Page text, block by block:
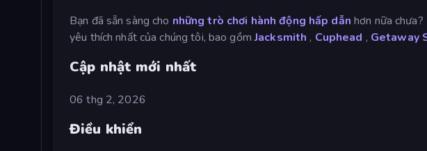
Bạn đã sẵn sàng cho những trò chơi hành động hấp dẫn hơn nữa
yêu thích nhất của chúng tôi, bao gồmJacksmith , Cuphead , Getaway
Cập nhật mới nhất
06 thg 2, 2026
Điều khiển